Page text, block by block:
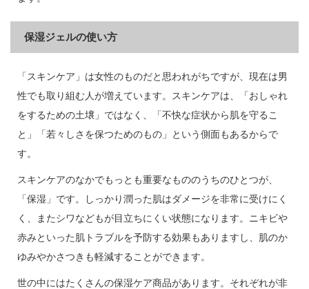
保湿ジェルの使い方
「スキンケア」は女性のものだと思われがちですが、現在は男
性でも取り組む人が増えています。スキンケアは、「おしゃれ
をするための土壌」ではなく、「不快な症状から肌を守るこ
と」「若々しさを保つためのもの」という側面もあるからで
す。
スキンケアのなかでもっとも重要なもののうちのひとつが、
「保湿」です。しっかり潤った肌はダメージを非常に受けにく
く、またシワなどもが目立ちにくい状態になります。ニキビや
赤みといった肌トラブルを予防する効果もありますし、肌のか
ゆみやかさつきも軽減することができます。
世の中にはたくさんの保湿ケア商品があります。それぞれが非